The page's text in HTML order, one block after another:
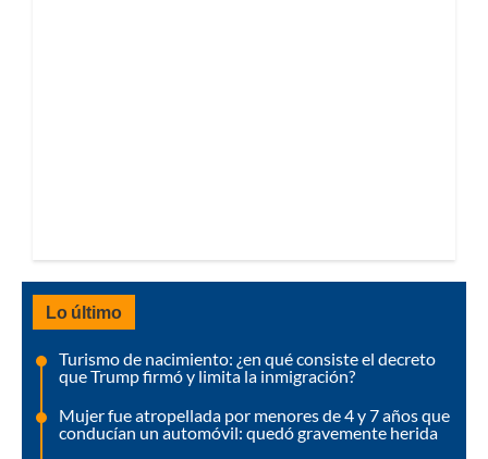
Lo último
Turismo de nacimiento: ¿en qué consiste el decreto
que Trump firmó y limita la inmigración?
Mujer fue atropellada por menores de 4 y 7 años que
conducían un automóvil: quedó gravemente herida